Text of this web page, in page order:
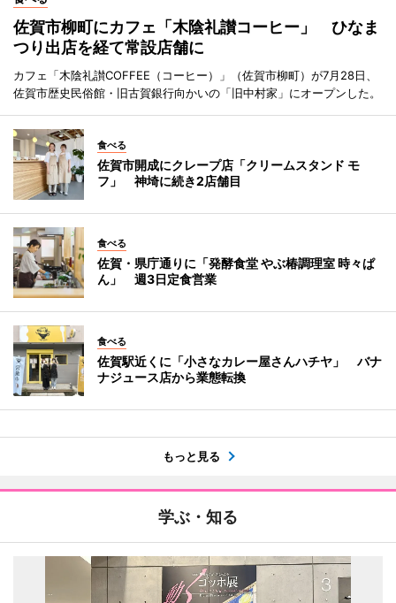
佐賀市柳町にカフェ「木陰礼讃コーヒー」 ひなま
つり出店を経て常設店舗に
カフェ「木陰礼讃COFFEE（コーヒー）」（佐賀市柳町）が7月28日、
佐賀市歴史民俗館・旧古賀銀行向かいの「旧中村家」にオープンした。
食べる
佐賀市開成にクレープ店「クリームスタンド モ
フ」 神埼に続き2店舗目
食べる
佐賀・県庁通りに「発酵食堂 やぶ椿調理室 時々ぱ
ん」 週3日定食営業
食べる
佐賀駅近くに「小さなカレー屋さんハチヤ」 バナ
ナジュース店から業態転換
もっと見る
学ぶ・知る